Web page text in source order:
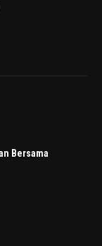
Bersama